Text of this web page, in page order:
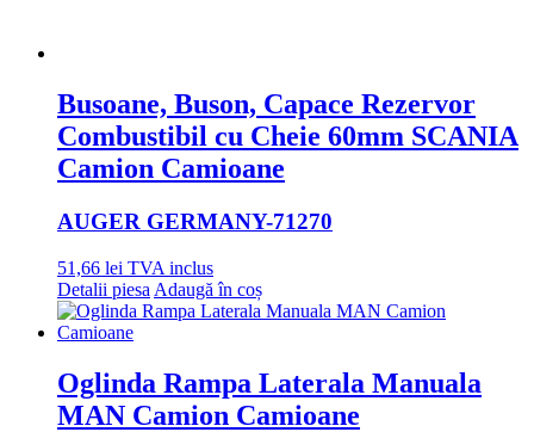
Busoane, Buson, Capace Rezervor
Combustibil cu Cheie 60mm SCANIA
Camion Camioane
AUGER GERMANY-71270
51,66 lei TVA inclus
Detalii piesa Adaugă în coș
Oglinda Rampa Laterala Manuala
MAN Camion Camioane